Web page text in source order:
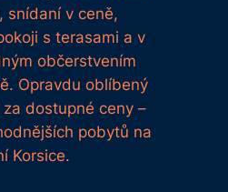
​​snídaní v ceně,
s terasami a v
občerstvením
Opravdu oblíbený
dostupné ceny –
pobytů na
Korsice.